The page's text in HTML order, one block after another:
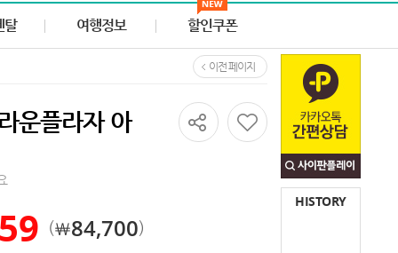
탈 여행정보 할인쿠폰
이전 페이지
운플라자 아
￦84,700
HISTORY